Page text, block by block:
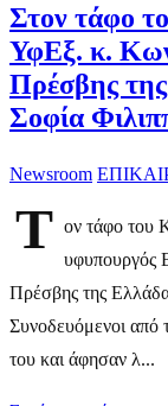
Στον τάφο
ΥφΕξ. κ.
Πρέσβης
Σοφία
Newsroom
Τ ον τάφο του
υφυπουργός
Πρέσβης της
Συνοδευόμενοι από
του και άφησαν λ...